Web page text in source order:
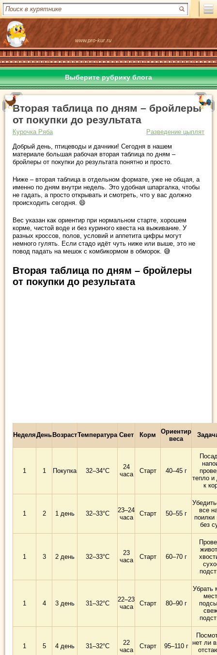
www.pro-kur.ru
Выберите рубрику блога
Вторая таблица по дням – бройлеры
от покупки до результата
Курочка Ряба
Разведение цыплят
Добрый день, птицеводы и дачники! Сегодня в нашем
материале большая рабочая вторая таблица по дням –
бройлеры от покупки до результата понятно и просто.
Ниже – вторая таблица в отдельном формате, уже не общая, а
именно по дням внутри недель. Это удобная шпаргалка, чтобы
не гадать, а просто открывать и смотреть, что у вас должно
происходить сегодня. 😄
Вес указан как ориентир при нормальном старте, хорошем
корме, чистой воде и без куриного квеста на выживание. У
разных кроссов, полов, условий и аппетита цифры могут
немного гулять. Если стадо идёт чуть ниже или выше, это не
повод падать на мешок с комбикормом в обморок. 😅
Вторая таблица по дням – бройлеры
от покупки до результата
НеделяДень ВозрастТемпература Свет Корм
Ориентир
веса
1 1 Покупка 32–34°C
24
часа
Старт 40–45 г
тепло и
к
1 2 1 день 32–33°C
23–24
часа
Старт 50–55 г
все
поилки
без
1 3 2 день 32–33°C
23
часа
Старт 60–70 г
1 4 3 день 31–32°C
22–23
часа
Старт 80–90 г
Убрать
1 5 4 день 31–32°C
22
часа
Старт 95–110 г нет ли